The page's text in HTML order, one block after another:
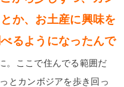
か、お土産に興味を
るようになったんで
。ここで住んでる範囲だ
とカンボジアを歩き回っ